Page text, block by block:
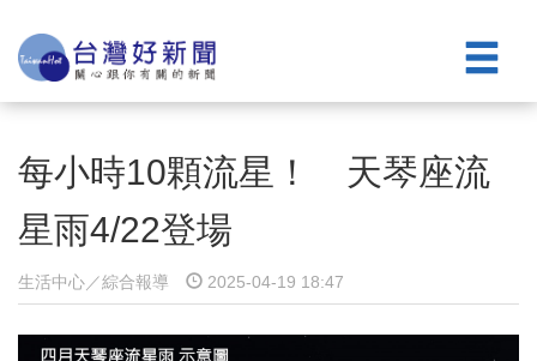
每小時10顆流星！ 天琴座流
星雨4/22登場
生活中心／綜合報導 2025-04-19 18:47